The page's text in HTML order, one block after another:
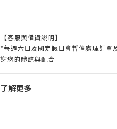
【客服與備貨說明】
*每週六日及國定假日會暫停處理訂單
謝您的體諒與配合
了解更多